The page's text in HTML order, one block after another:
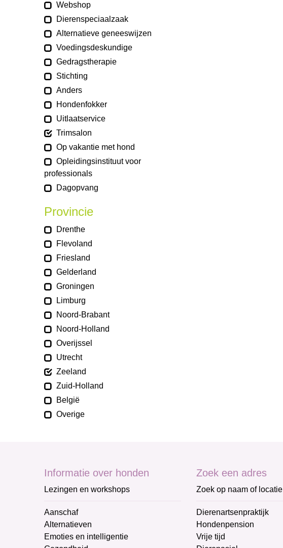
Webshop
Dierenspeciaalzaak
Alternatieve geneeswijzen
Voedingsdeskundige
Gedragstherapie
Stichting
Anders
Hondenfokker
Uitlaatservice
Trimsalon
Op vakantie met hond
Opleidingsinstituut voor
professionals
Dagopvang
Provincie
Drenthe
Flevoland
Friesland
Gelderland
Groningen
Limburg
Noord-Brabant
Noord-Holland
Overijssel
Utrecht
Zeeland
Zuid-Holland
België
Overige
Informatie over honden
Lezingen en workshops
Aanschaf
Alternatieven
Emoties en intelligentie
Zoek een adres
Zoek op naam of locatie
Dierenartsenpraktijk
Hondenpension
Vrije tijd